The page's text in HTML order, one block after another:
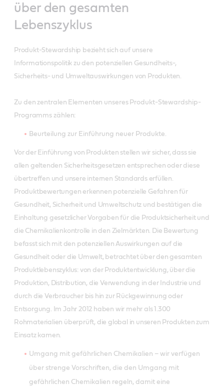
über den gesamten
Lebenszyklus
Produkt-Stewardship bezieht sich auf unsere
Informationspolitik zu den potenziellen Gesundheits-,
Sicherheits- und Umweltauswirkungen von Produkten.
Zu den zentralen Elementen unseres Produkt-Stewardship-
Programms zählen:
Beurteilung zur Einführung neuer Produkte.
Vor der Einführung von Produkten stellen wir sicher, dass sie
allen geltenden Sicherheitsgesetzen entsprechen oder diese
übertreffen und unsere internen Standards erfüllen.
Produktbewertungen erkennen potenzielle Gefahren für
Gesundheit, Sicherheit und Umweltschutz und bestätigen die
Einhaltung gesetzlicher Vorgaben für die Produktsicherheit und
die Chemikalienkontrolle in den Zielmärkten. Die Bewertung
befasst sich mit den potenziellen Auswirkungen auf die
Gesundheit oder die Umwelt, betrachtet über den gesamten
Produktlebenszyklus: von der Produktentwicklung, über die
Produktion, Distribution, die Verwendung in der Industrie und
durch die Verbraucher bis hin zur Rückgewinnung oder
Entsorgung. Im Jahr 2012 haben wir mehr als 1.300
Rohmaterialien überprüft, die global in unseren Produkten zum
Einsatz kamen.
Umgang mit gefährlichen Chemikalien – wir verfügen
über strenge Vorschriften, die den Umgang mit
gefährlichen Chemikalien regeln, damit eine